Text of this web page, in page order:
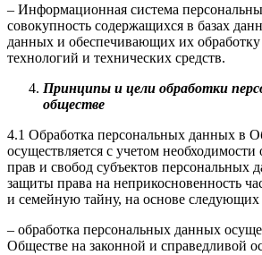
– Информационная система
совокупность содержащихся в базах
данных и обеспечивающих их
технологий и технических средств.
Принципы и цели обработки
обществе
4.1 Обработка персональных данных в
осуществляется с учетом
прав и свобод субъектов персональных
защиты права на неприкосновенность
и семейную тайну, на основе
– обработка персональных данных
Обществе на законной и справедливой